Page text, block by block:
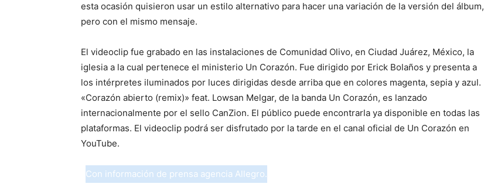
esta ocasión quisieron usar un estilo alternativo para hacer una variación de la versión del álbum,
pero con el mismo mensaje.
El videoclip fue grabado en las instalaciones de Comunidad Olivo, en Ciudad Juárez, México, la
iglesia a la cual pertenece el ministerio Un Corazón. Fue dirigido por Erick Bolaños y presenta a
los intérpretes iluminados por luces dirigidas desde arriba que en colores magenta, sepia y azul.
«Corazón abierto (remix)» feat. Lowsan Melgar, de la banda Un Corazón, es lanzado
internacionalmente por el sello CanZion. El público puede encontrarla ya disponible en todas las
plataformas. El videoclip podrá ser disfrutado por la tarde en el canal oficial de Un Corazón en
YouTube.
Con información de prensa agencia Allegro.